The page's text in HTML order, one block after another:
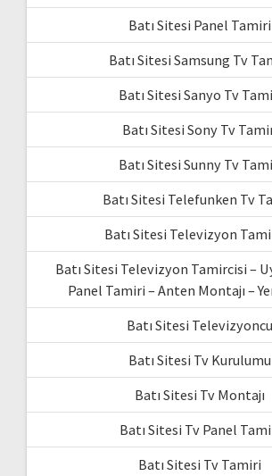
Batı Sitesi Panel Tamiri
Batı Sitesi Samsung Tv
Batı Sitesi Sanyo Tv
Batı Sitesi Sony Tv
Batı Sitesi Sunny Tv
Batı Sitesi Telefunken Tv
Batı Sitesi Televizyon
Batı Sitesi Televizyon Tamircisi –
Panel Tamiri – Anten Montajı –
Batı Sitesi Televizyoncu
Batı Sitesi Tv Kurulumu
Batı Sitesi Tv Montajı
Batı Sitesi Tv Panel
Batı Sitesi Tv Tamiri